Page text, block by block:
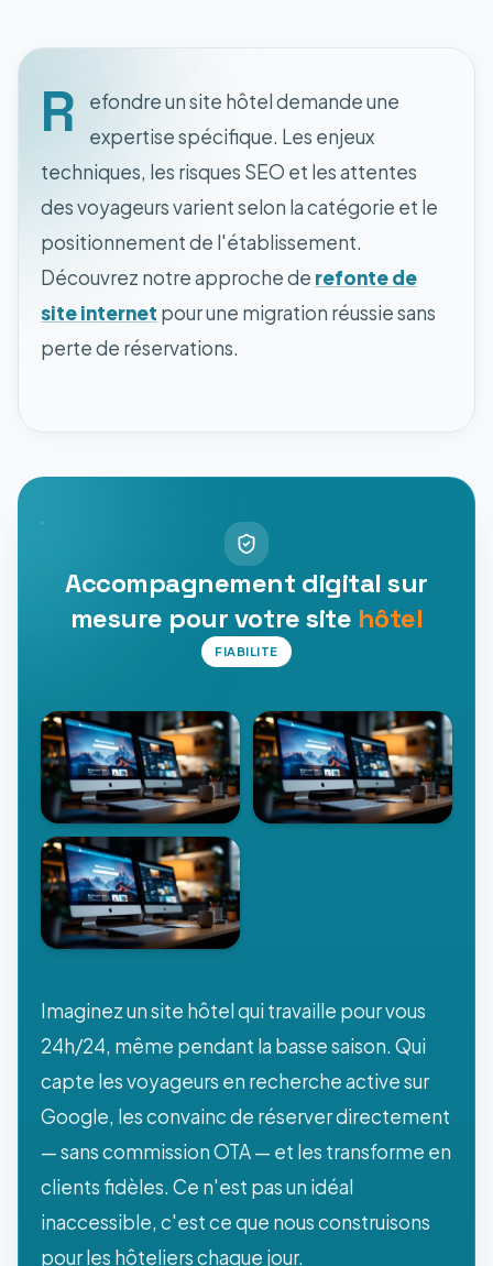
R
efondre un site hôtel demande une
expertise spécifique. Les enjeux
techniques, les risques SEO et les attentes
des voyageurs varient selon la catégorie et le
positionnement de l'établissement.
Découvrez notre approche de refonte de
site internet pour une migration réussie sans
perte de réservations.
Accompagnement digital sur
mesure pour votre site hôtel
FIABILITE
Imaginez un site hôtel qui travaille pour vous
24h/24, même pendant la basse saison. Qui
capte les voyageurs en recherche active sur
Google, les convainc de réserver directement
— sans commission OTA — et les transforme en
clients fidèles. Ce n'est pas un idéal
inaccessible, c'est ce que nous construisons
pour les hôteliers chaque jour.